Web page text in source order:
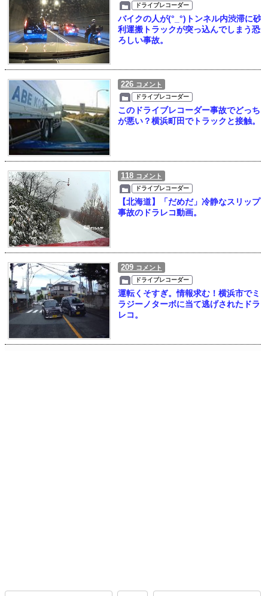
ドライブレコーダー
バイクの人が(°_°)トンネル内渋滞に砂
利運搬トラックが突っ込んでしまう恐
ろしい事故。
226 コメント
ドライブレコーダー
このドライブレコーダー事故でどっち
が悪い？横浜町田でトラックと接触。
118 コメント
ドライブレコーダー
【北海道】「だめだ」冷静なスリップ
事故のドラレコ動画。
209 コメント
ドライブレコーダー
運転くそすぎ。情報求む！横浜市でミ
ラジーノターボに当て逃げされたドラ
レコ。